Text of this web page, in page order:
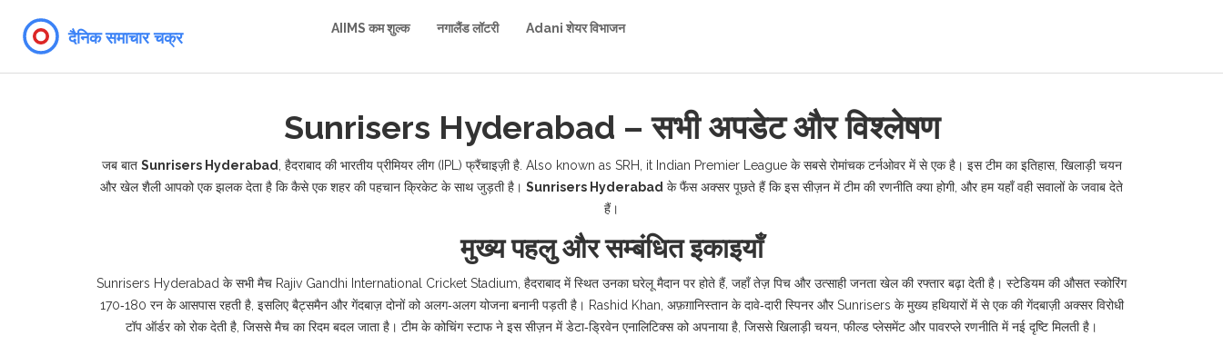
AIIMS कम शुल्क नगालैंड लॉटरी Adani शेयर विभाजन
Sunrisers Hyderabad – सभी अपडेट और विश्लेषण
जब बात Sunrisers Hyderabad हैदराबाद की भारतीय प्रीमियर लीग (IPL) फ्रैंचाइज़ी है. Also known as SRH , it Indian Premier Leagueके सबसे रोमांचक टर्नओवर में से एक है। इस टीम का इतिहास, खिलाड़ी चयन
और खेल शैली आपको एक झलक देता है कि कैसे एक शहर की पहचान क्रिकेट के साथ जुड़ती है। Sunrisers Hyderabad के फैंस अक्सर पूछते हैं कि इस सीज़न में टीम की रणनीति क्या होगी, और हम यहाँ वही सवालों के जवाब देते
हैं।
मुख्य पहलु और सम्बंधित इकाइयाँ
Sunrisers Hyderabad के सभी मैच Rajiv Gandhi International Cricket Stadium हैदराबाद में स्थित उनका घरेलू मैदान पर होते हैं, जहाँ तेज़ पिच और उत्साही जनता खेल की रफ्तार बढ़ा देती है। स्टेडियम की औसत स्कोरिंग
170‑180 रन के आसपास रहती है, इसलिए बैट्समैन और गेंदबाज़ दोनों को अलग‑अलग योजना बनानी पड़ती है। Rashid Khan अफ़ग़ानिस्तान के दावे‑दारी स्पिनर और Sunrisers के मुख्य हथियारों में से एककी गेंदबाज़ी अक्सर विरोधी
टॉप ऑर्डर को रोक देती है, जिससे मैच का रिदम बदल जाता है। टीम के कोचिंग स्टाफ ने इस सीज़न में डेटा‑ड्रिवेन एनालिटिक्स को अपनाया है, जिससे खिलाड़ी चयन, फील्ड प्लेसमेंट और पावरप्ले रणनीति में नई दृष्‍टि मिलती है।